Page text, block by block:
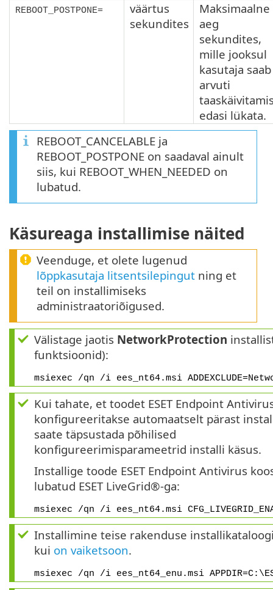
REBOOT_POSTPONE=
väärtus
sekundites
Maksimaalne
aeg
sekundites,
mille jooksul
kasutaja saab
arvuti
edasi lükata.
REBOOT_CANCELABLE ja
REBOOT_POSTPONE on saadaval ainult
siis, kui REBOOT_WHEN_NEEDED on
lubatud.
Käsureaga installimise näited
Veenduge, et olete lugenud
lõppkasutaja litsentsilepingut ning et
teil on installimiseks
administraatoriõigused.
Välistage jaotis NetworkProtection
funktsioonid):
msiexec /qn /i ees_nt64.msi
Kui tahate, et toodet ESET Endpoint
konfigureeritakse automaatselt pärast
saate täpsustada põhilised
konfigureerimisparameetrid installi käsus.
Installige toode ESET Endpoint Antivirus
lubatud ESET LiveGrid®-ga:
msiexec /qn /i ees_nt64.msi
Installimine teise rakenduse
kui on vaiketsoon.
msiexec /qn /i ees_nt64_enu.msi